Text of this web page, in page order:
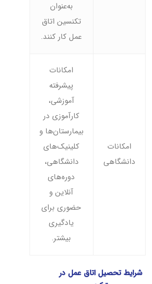
به‌عنوان
تکنسین اتاق
عمل کار کنند.
امکانات
دانشگاهی
امکانات
پیشرفته
آموزشی،
کارآموزی در
بیمارستان‌ها و
کلینیک‌های
دانشگاهی،
دوره‌های
آنلاین و
حضوری برای
یادگیری
بیشتر.
شرایط تحصیل اتاق عمل در